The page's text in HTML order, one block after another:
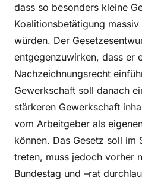
dass so besonders kleine
Koalitionsbetätigung
würden. Der
entgegenzuwirken, dass er
Nachzeichnungsrecht
Gewerkschaft soll danach
stärkeren Gewerkschaft
vom Arbeitgeber als
können. Das Gesetz soll im
treten, muss jedoch vorher
Bundestag und –rat